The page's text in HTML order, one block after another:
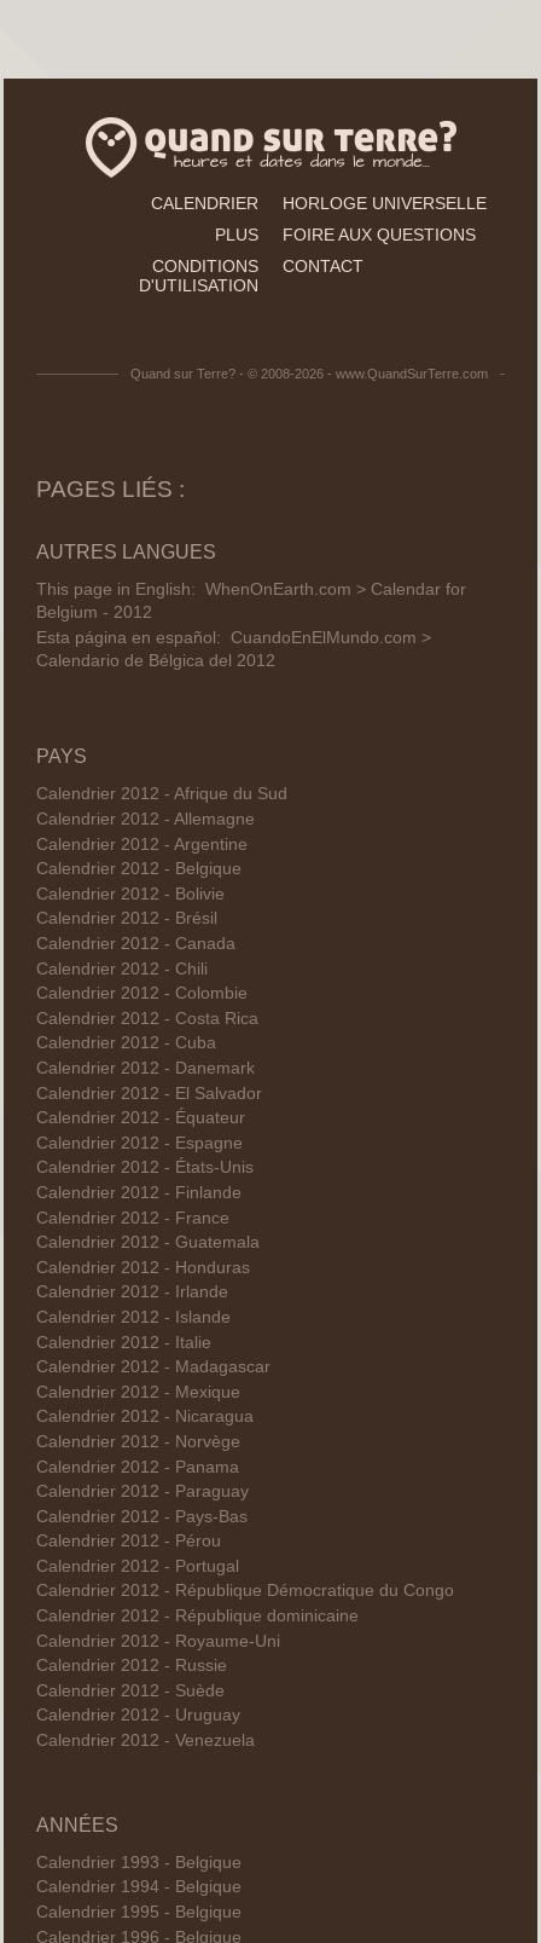
CALENDRIER
HORLOGE UNIVERSELLE
PLUS
FOIRE AUX QUESTIONS
CONDITIONS
D'UTILISATION
CONTACT
Quand sur Terre? - © 2008-2026 - www.QuandSurTerre.com
PAGES LIÉS :
AUTRES LANGUES
This page in English: WhenOnEarth.com > Calendar for
Belgium - 2012
Esta página en español: CuandoEnElMundo.com >
Calendario de Bélgica del 2012
PAYS
Calendrier 2012 - Afrique du Sud
Calendrier 2012 - Allemagne
Calendrier 2012 - Argentine
Calendrier 2012 - Belgique
Calendrier 2012 - Bolivie
Calendrier 2012 - Brésil
Calendrier 2012 - Canada
Calendrier 2012 - Chili
Calendrier 2012 - Colombie
Calendrier 2012 - Costa Rica
Calendrier 2012 - Cuba
Calendrier 2012 - Danemark
Calendrier 2012 - El Salvador
Calendrier 2012 - Équateur
Calendrier 2012 - Espagne
Calendrier 2012 - États-Unis
Calendrier 2012 - Finlande
Calendrier 2012 - France
Calendrier 2012 - Guatemala
Calendrier 2012 - Honduras
Calendrier 2012 - Irlande
Calendrier 2012 - Islande
Calendrier 2012 - Italie
Calendrier 2012 - Madagascar
Calendrier 2012 - Mexique
Calendrier 2012 - Nicaragua
Calendrier 2012 - Norvège
Calendrier 2012 - Panama
Calendrier 2012 - Paraguay
Calendrier 2012 - Pays-Bas
Calendrier 2012 - Pérou
Calendrier 2012 - Portugal
Calendrier 2012 - République Démocratique du Congo
Calendrier 2012 - République dominicaine
Calendrier 2012 - Royaume-Uni
Calendrier 2012 - Russie
Calendrier 2012 - Suède
Calendrier 2012 - Uruguay
Calendrier 2012 - Venezuela
ANNÉES
Calendrier 1993 - Belgique
Calendrier 1994 - Belgique
Calendrier 1995 - Belgique
Calendrier 1996 - Belgique